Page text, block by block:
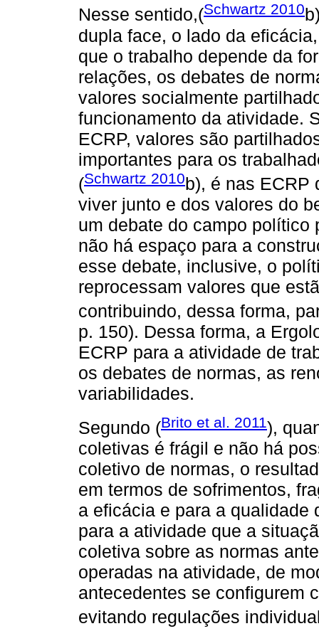
Nesse sentido,(Schwartz 2010
dupla face, o lado da
que o trabalho depende da
relações, os debates de
valores socialmente
funcionamento da atividade.
ECRP, valores são
importantes para os
(Schwartz 2010b), é nas ECRP
viver junto e dos valores do
um debate do campo político
não há espaço para a
esse debate, inclusive, o
reprocessam valores que
contribuindo, dessa forma,
p. 150). Dessa forma, a
ECRP para a atividade de
os debates de normas, as
variabilidades.
Segundo (Brito et al. 2011),
coletivas é frágil e não há
coletivo de normas, o
em termos de sofrimentos,
a eficácia e para a qualidade
para a atividade que a
coletiva sobre as normas
operadas na atividade, de
antecedentes se configurem
evitando regulações